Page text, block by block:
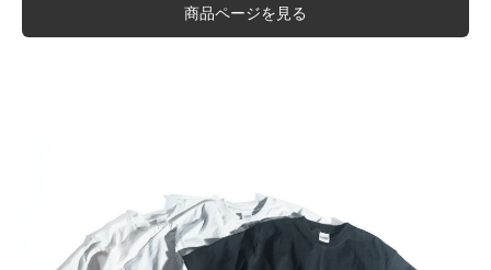
商品ページを見る